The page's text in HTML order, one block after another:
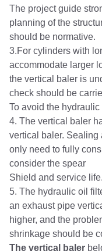
The project guide
planning of the
should be normative.
3.For cylinders with
accommodate larger
the vertical baler is
check should be
To avoid the
4. The vertical baler
vertical baler. Sealing
only need to fully
consider the spear
Shield and service life.
5. The hydraulic oil
an exhaust pipe
higher, and the
shrinkage should be
The vertical baler